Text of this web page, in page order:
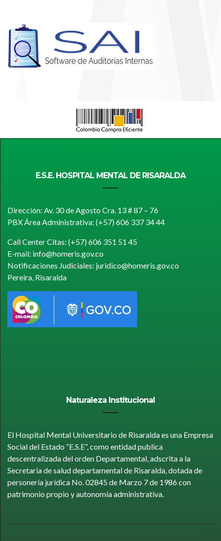
E.S.E. HOSPITAL MENTAL DE RISARALDA
Dirección: Av. 30 de Agosto Cra. 13 # 87 – 76
PBX Área Administrativa: (+57) 606 337 34 44
Call Center Citas: (+57) 606 351 51 45
E-mail: info@homeris.gov.co
Notificaciones Judiciales: juridico@homeris.gov.co
Pereira, Risaralda
Naturaleza Institucional
El Hospital Mental Universitario de Risaralda es una Empresa
Social del Estado “E.S.E”, como entidad publica
descentralizada del orden Departamental, adscrita a la
Secretaria de salud departamental de Risaralda, dotada de
personería jurídica No. 02845 de Marzo 7 de 1986 con
patrimonio propio y autonomía administrativa.